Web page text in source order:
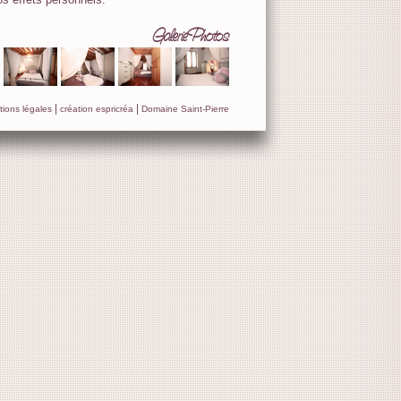
Galerie Photos
légales création espricréa Domaine Saint-Pierre